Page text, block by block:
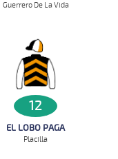
Guerrero De La Vida
12
EL LOBO PAGA
Placilla